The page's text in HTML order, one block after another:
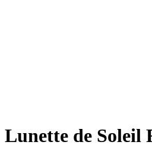
Lunette de Soleil